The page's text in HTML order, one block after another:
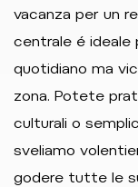
vacanza per un
centrale é ideale
quotidiano ma
zona. Potete
culturali o
sveliamo
godere tutte le